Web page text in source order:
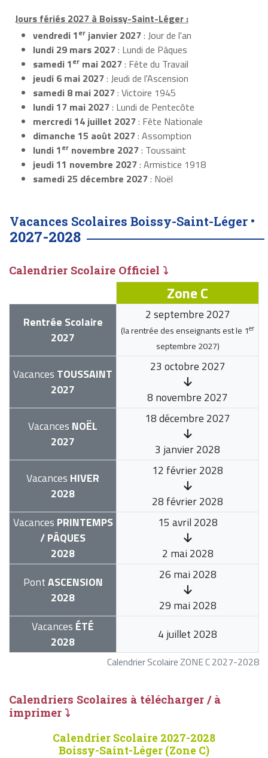
Jours fériés 2027 à Boissy-Saint-Léger :
vendredi 1er janvier 2027: Jour de l'an
lundi 29 mars 2027: Lundi de Pâques
samedi 1er mai 2027: Fête du Travail
jeudi 6 mai 2027: Jeudi de l'Ascension
samedi 8 mai 2027: Victoire 1945
lundi 17 mai 2027: Lundi de Pentecôte
mercredi 14 juillet 2027: Fête Nationale
dimanche 15 août 2027: Assomption
lundi 1er novembre 2027: Toussaint
jeudi 11 novembre 2027: Armistice 1918
samedi 25 décembre 2027: Noël
Vacances Scolaires Boissy-Saint-Léger •
2027-2028
Calendrier Scolaire Officiel ⤵
Calendrier Scolaire ZONE C 2027-2028
Zone C
Rentrée Scolaire
2027
2 septembre 2027
(la rentrée des enseignants est le 1er
septembre 2027)
Vacances TOUSSAINT
2027
23 octobre 2027
8 novembre 2027
Vacances NOËL
2027
18 décembre 2027
3 janvier 2028
Vacances HIVER
2028
12 février 2028
28 février 2028
Vacances PRINTEMPS
/ PÂQUES
2028
15 avril 2028
2 mai 2028
PontASCENSION
2028
26 mai 2028
29 mai 2028
Vacances ÉTÉ
2028
4 juillet 2028
Calendriers Scolaires à télécharger / à
imprimer ⤵
Calendrier Scolaire 2027-2028
Boissy-Saint-Léger (Zone C)